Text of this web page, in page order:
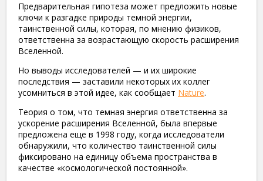
Предварительная гипотеза может предложить новые
ключи к разгадке природы темной энергии,
таинственной силы, которая, по мнению физиков,
ответственна за возрастающую скорость расширения
Вселенной.
Но выводы исследователей — и их широкие
последствия — заставили некоторых их коллег
усомниться в этой идее, как сообщает Nature.
Теория о том, что темная энергия ответственна за
ускорение расширения Вселенной, была впервые
предложена еще в 1998 году, когда исследователи
обнаружили, что количество таинственной силы
фиксировано на единицу объема пространства в
качестве «космологической постоянной».